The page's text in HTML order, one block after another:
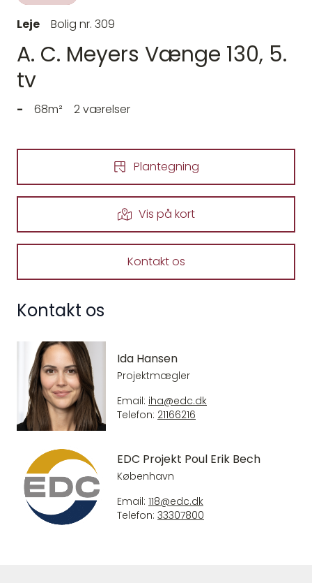
Leje Bolig nr. 309
A. C. Meyers Vænge 130, 5.
tv
- 68m² 2 værelser
Plantegning
Vis på kort
Kontakt os
Kontakt os
Ida Hansen
Projektmægler
Email: iha@edc.dk
Telefon: 21166216
EDC Projekt Poul Erik Bech
København
Email: 118@edc.dk
Telefon: 33307800